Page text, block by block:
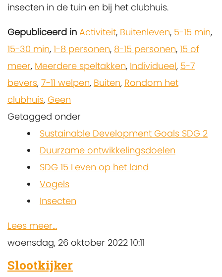
insecten in de tuin en bij het clubhuis.
Gepubliceerd in Activiteit, Buitenleven, 5-15 min,
15-30 min, 1-8 personen, 8-15 personen, 15 of
meer, Meerdere speltakken, Individueel, 5-7
bevers, 7-11 welpen, Buiten, Rondom het
clubhuis, Geen
Getagged onder
Sustainable Development Goals SDG 2
Duurzame ontwikkelingsdoelen
SDG 15 Leven op het land
Vogels
Insecten
Lees meer...
woensdag, 26 oktober 2022 10:11
Slootkijker